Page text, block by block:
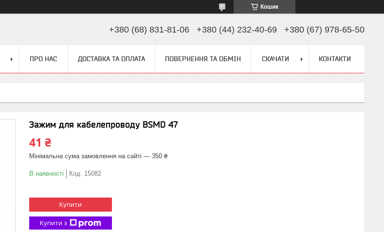
Кошик
+380 (68) 831-81-06 +380 (44) 232-40-69 +380 (67) 978-65-50
ПРО НАС ДОСТАВКА ТА ОПЛАТА ПОВЕРНЕННЯ ТА ОБМІН СКАЧАТИ КОНТАКТИ
Зажим для кабелепроводу BSMD 47
41 ₴
Мінімальна сума замовлення на сайті — 350 ₴
В наявності Код: 15082
Купити
Купити з